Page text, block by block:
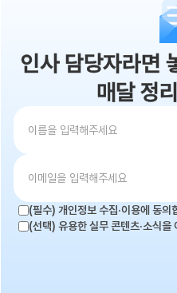
인사 담당자라면
매달 정
(필수) 개인정보 수집·이용에 동의
(선택) 유용한 실무 콘텐츠·소식을